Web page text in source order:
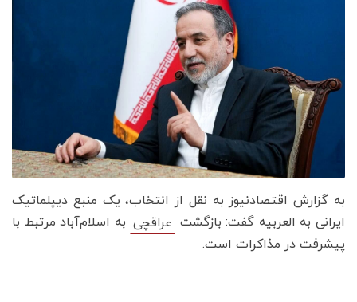
به گزارش اقتصادنیوز به نقل از انتخاب، یک منبع دیپلماتیک
ایرانی به العربیه گفت: بازگشت عراقچی به اسلام‌آباد مرتبط با
پیشرفت در مذاکرات است.